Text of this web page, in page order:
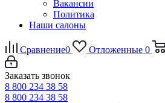
Вакансии
Политика
Наши салоны
Сравнение0 Отложенные 0
Заказать звонок
8 800 234 38 58
8 800 234 38 58